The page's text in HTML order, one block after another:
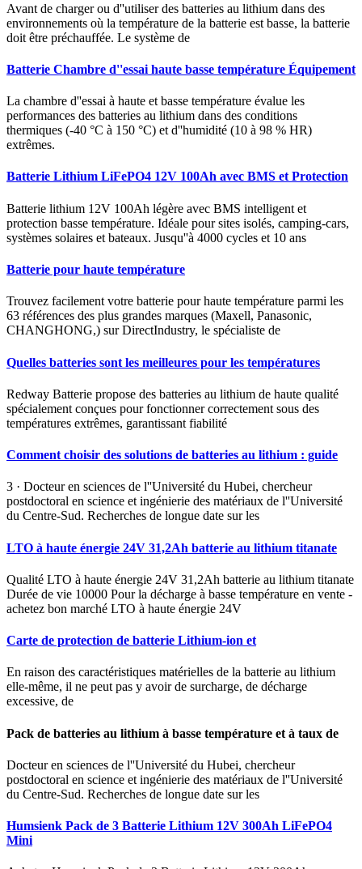
Avant de charger ou d''utiliser des batteries au lithium dans des
environnements où la température de la batterie est basse, la batterie
doit être préchauffée. Le système de
Batterie Chambre d''essai haute basse température Équipement
La chambre d''essai à haute et basse température évalue les
performances des batteries au lithium dans des conditions
thermiques (-40 °C à 150 °C) et d''humidité (10 à 98 % HR)
extrêmes.
Batterie Lithium LiFePO4 12V 100Ah avec BMS et Protection
Batterie lithium 12V 100Ah légère avec BMS intelligent et
protection basse température. Idéale pour sites isolés, camping-cars,
systèmes solaires et bateaux. Jusqu''à 4000 cycles et 10 ans
Batterie pour haute température
Trouvez facilement votre batterie pour haute température parmi les
63 références des plus grandes marques (Maxell, Panasonic,
CHANGHONG,) sur DirectIndustry, le spécialiste de
Quelles batteries sont les meilleures pour les températures
Redway Batterie propose des batteries au lithium de haute qualité
spécialement conçues pour fonctionner correctement sous des
températures extrêmes, garantissant fiabilité
Comment choisir des solutions de batteries au lithium : guide
3 · Docteur en sciences de l''Université du Hubei, chercheur
postdoctoral en science et ingénierie des matériaux de l''Université
du Centre-Sud. Recherches de longue date sur les
LTO à haute énergie 24V 31,2Ah batterie au lithium titanate
Qualité LTO à haute énergie 24V 31,2Ah batterie au lithium titanate
Durée de vie 10000 Pour la décharge à basse température en vente -
achetez bon marché LTO à haute énergie 24V
Carte de protection de batterie Lithium-ion et
En raison des caractéristiques matérielles de la batterie au lithium
elle-même, il ne peut pas y avoir de surcharge, de décharge
excessive, de
Pack de batteries au lithium à basse température et à taux de
Docteur en sciences de l''Université du Hubei, chercheur
postdoctoral en science et ingénierie des matériaux de l''Université
du Centre-Sud. Recherches de longue date sur les
Humsienk Pack de 3 Batterie Lithium 12V 300Ah LiFePO4
Mini